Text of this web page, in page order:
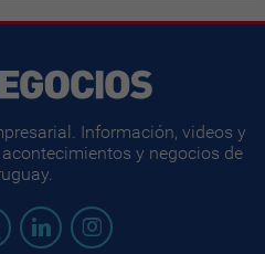
Información, videos y
y negocios de